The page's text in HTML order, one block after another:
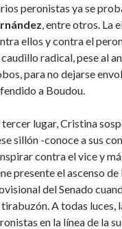
peronistas ya se
, entre otros. La
ellos y contra el
caudillo radical, pese al
para no dejarse
a Boudou.
tercer lugar, Cristina
sillón -conoce a sus
contra el vice y
presente el ascenso
del Senado
tirabuzón. A todas luces,
en la línea de la